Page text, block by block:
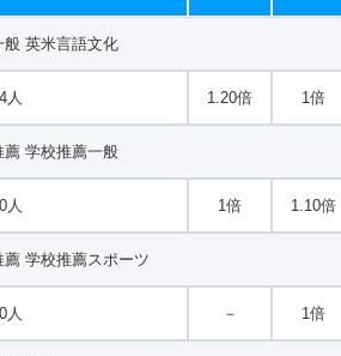
英米言語文化
人 1.20倍 1倍
学校推薦一般
人 1倍 1.10倍
学校推薦スポーツ
人 － 1倍